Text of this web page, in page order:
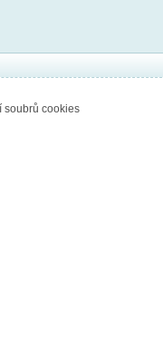
soubrů cookies